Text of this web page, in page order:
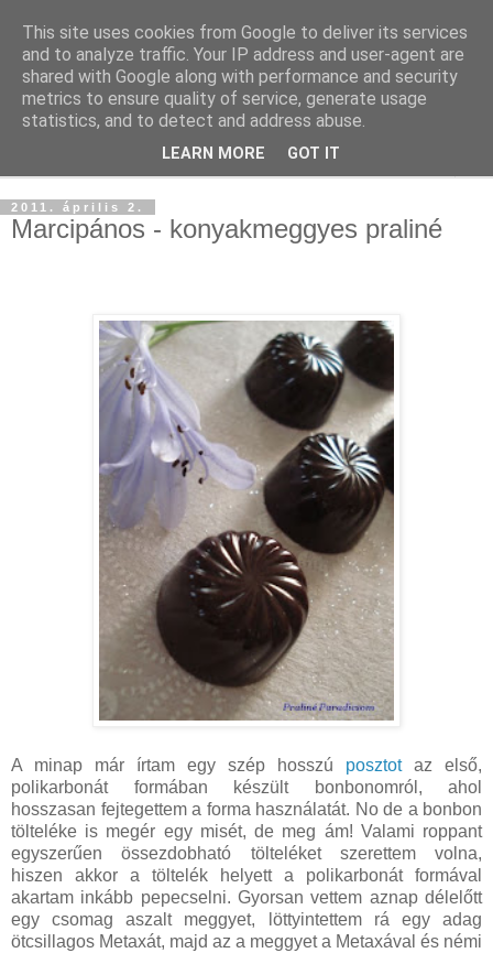
2011. április 2.
Marcipános - konyakmeggyes praliné
A minap már írtam egy szép hosszú posztotaz első,
polikarbonát formában készült bonbonomról, ahol
hosszasan fejtegettem a forma használatát. No de a bonbon
tölteléke is megér egy misét, de meg ám! Valami roppant
egyszerűen össezdobható tölteléket szerettem volna,
hiszen akkor a töltelék helyett a polikarbonát formával
akartam inkább pepecselni. Gyorsan vettem aznap délelőtt
egy csomag aszalt meggyet, löttyintettem rá egy adag
ötcsillagos Metaxát, majd az a meggyet a Metaxával és némi
This site uses cookies from Google to deliver its services
and to analyze traffic. Your IP address and user-agent are
shared with Google along with performance and security
metrics to ensure quality of service, generate usage
statistics, and to detect and address abuse.
LEARN MORE GOT IT